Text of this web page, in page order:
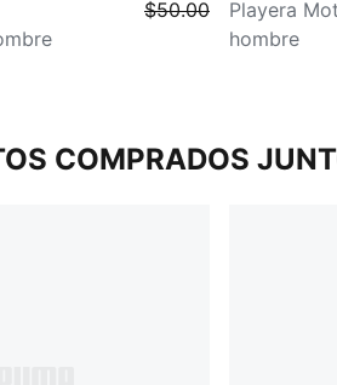
$50.00
Playera
hombre
COMPRADOS